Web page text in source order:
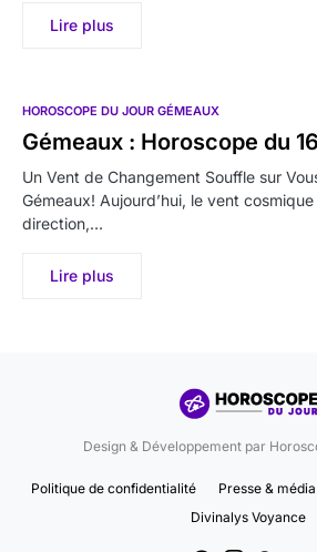
Lire plus
HOROSCOPE DU JOUR GÉMEAUX
Gémeaux : Horoscope du
Un Vent de Changement Souffle sur
Gémeaux! Aujourd’hui, le vent
direction,…
Lire plus
Design & Développement par
Politique de confidentialité Presse & média
Divinalys Voyance